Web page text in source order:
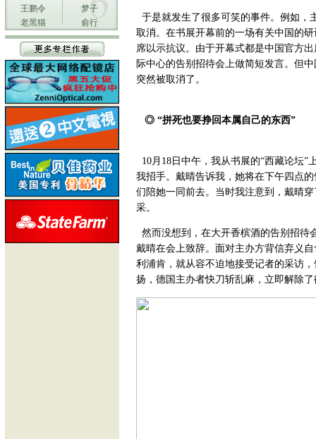
王鹏令
梦子
老黑猫
俞行
于是就发生了很多可笑的事件。例如，
取消。在书展开幕前的一场有关中国的
席以示抗议。由于开幕式都是中国官方
际中心的告别招待会上做简短发言。但
突然被取消了。
◎ “拼死也要挣回本属自己的东西”
10月18日中午，我从书展的“西藏论坛
我招手。戴晴告诉我，她将在下午四点
们陪她一同前去。当时我注意到，戴晴
采。
然而没想到，在大开香槟酒的告别招待
戴晴在会上致辞。面对主办方背信弃义
利浦肯，就从容不迫地接受记者的采访
扬，德国主办者快刀斩乱麻，立即解除